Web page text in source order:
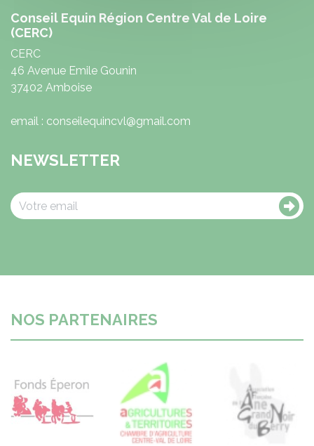
Conseil Equin Région Centre Val de Loire
(CERC)
CERC
46 Avenue Emile Gounin
37402 Amboise
email : conseilequincvl@gmail.com
NEWSLETTER
NOS PARTENAIRES